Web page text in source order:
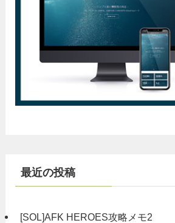
最近の投稿
[SOL]AFK HEROES攻略メモ2